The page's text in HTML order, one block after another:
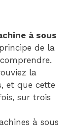
à sous
de la
la
et que cette
sur trois
à sous